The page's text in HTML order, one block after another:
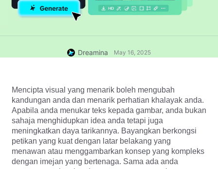
Dreamina May 16, 2025
Mencipta visual yang menarik boleh mengubah
kandungan anda dan menarik perhatian khalayak anda.
Apabila anda menukar teks kepada gambar, anda bukan
sahaja menghidupkan idea anda tetapi juga
meningkatkan daya tarikannya. Bayangkan berkongsi
petikan yang kuat dengan latar belakang yang
menawan atau menggambarkan konsep yang kompleks
dengan imejan yang bertenaga. Sama ada anda